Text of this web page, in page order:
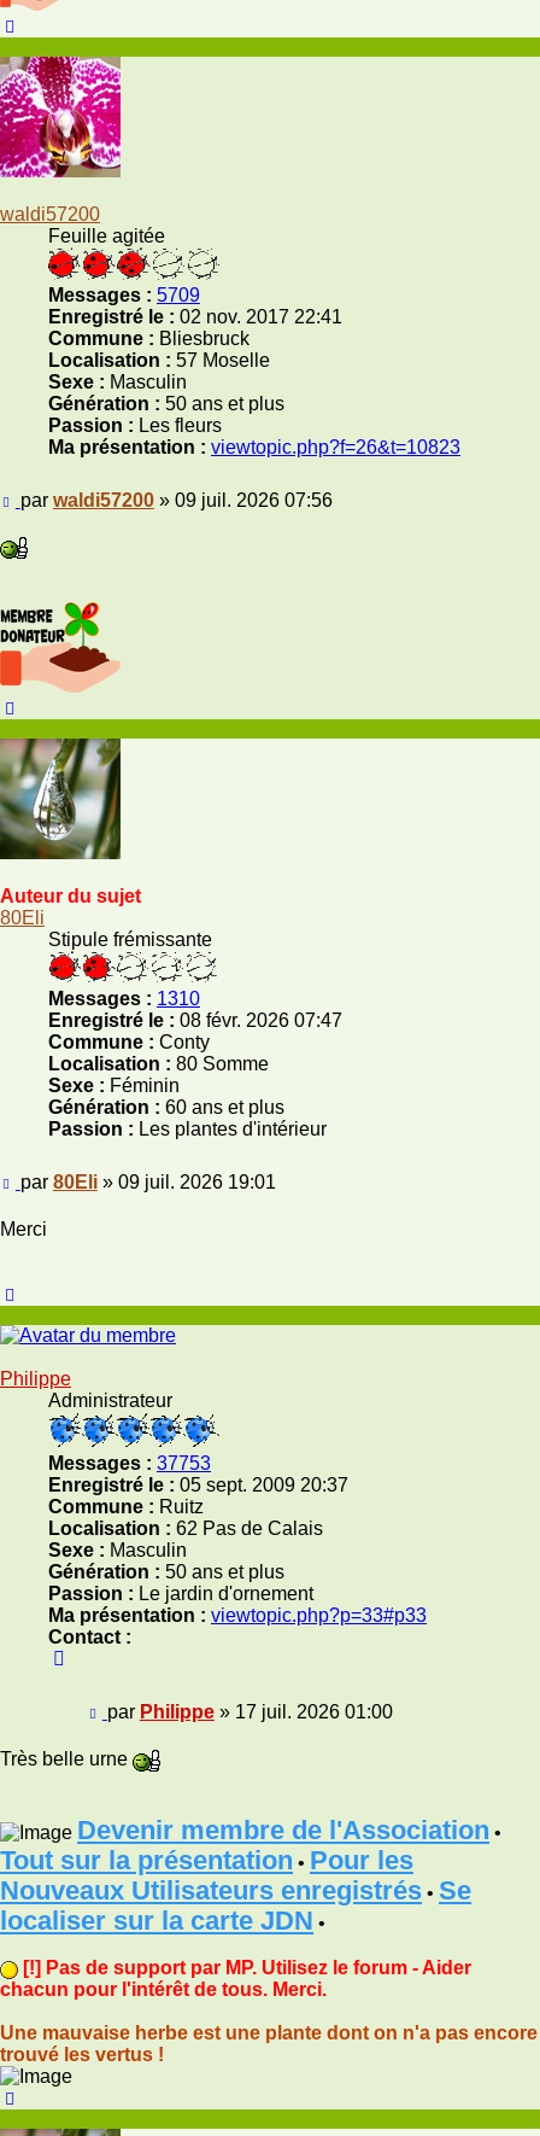
waldi57200
Feuille agitée
Messages : 5709
Enregistré le : 02 nov. 2017 22:41
Commune : Bliesbruck
Localisation : 57 Moselle
Sexe : Masculin
Génération : 50 ans et plus
Passion : Les fleurs
Ma présentation : viewtopic.php?f=26&t=10823
Message
par waldi57200» 09 juil. 2026 07:56
Auteur du sujet
80Eli
Stipule frémissante
Messages : 1310
Enregistré le : 08 févr. 2026 07:47
Commune : Conty
Localisation : 80 Somme
Sexe : Féminin
Génération : 60 ans et plus
Passion : Les plantes d'intérieur
Message
par 80Eli» 09 juil. 2026 19:01
Merci
Philippe
Administrateur
Messages : 37753
Enregistré le : 05 sept. 2009 20:37
Commune : Ruitz
Localisation : 62 Pas de Calais
Sexe : Masculin
Génération : 50 ans et plus
Passion : Le jardin d'ornement
Ma présentation : viewtopic.php?p=33#p33
Contact :
Message
par Philippe» 17 juil. 2026 01:00
Très belle urne
Devenir membre de l'Association •
Tout sur la présentation • Pour les
Nouveaux Utilisateurs enregistrés • Se
localiser sur la carte JDN •
[!] Pas de support par MP. Utilisez le forum - Aider
chacun pour l'intérêt de tous. Merci.
Une mauvaise herbe est une plante dont on n'a pas encore
trouvé les vertus !